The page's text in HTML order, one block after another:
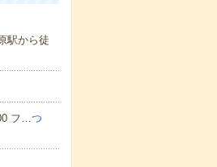
駅から徒
フ…つ